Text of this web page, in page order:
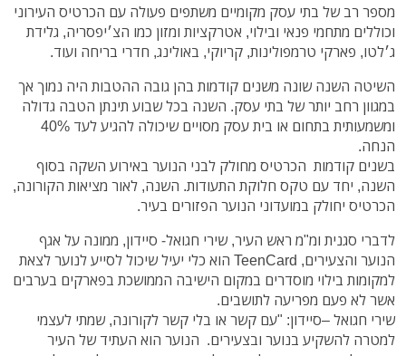
מספר רב של בתי עסק מקומיים משתפים פעולה עם הכרטיס העירוני
וכוללים מתחמי פנאי ובילוי, אטרקציות ומזון כמו הצ׳יפסריה, גלידת
ג׳לטו, פארקי טרמפולינות, קריוקי, באולינג, חדרי בריחה ועוד.
השיטה השנה שונה משנים קודמות בהן גובה ההטבות היה נמוך אך
במגוון רחב יותר של בתי עסק. השנה בכל שבוע תינתן הטבה גדולה
ומשמעותית בתחום או בית עסק מסויים שיכולה להגיע לעד 40%
הנחה.
בשנים קודמות הכרטיס מחולק לבני הנוער באירוע השקה בסוף
השנה, יחד עם טקס חלוקת התעודות. השנה, לאור מציאות הקורונה,
הכרטיס יחולק במועדוני הנוער הפזורים בעיר.
לדברי סגנית ומ"מ ראש העיר, שירי חגואל- סיידון, ממונה על אגף
הנוער והצעירים, TeenCard הוא כלי יעיל שיכול לסייע לנוער לצאת
למקומות בילוי מוסדרים במקום הישיבה הממושכת בפארקים בערבים
אשר לא פעם מפריעה לתושבים.
שירי חגואל –סיידון: "עם קשר או בלי קשר לקורונה, שמתי לעצמי
למטרה להשקיע בנוער ובצעירים. הנוער הוא העתיד של העיר